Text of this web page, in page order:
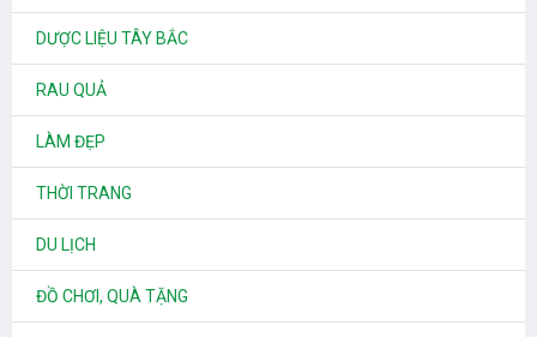
DƯỢC LIỆU TÂY BẮC
RAU QUẢ
LÀM ĐẸP
THỜI TRANG
DU LỊCH
ĐỒ CHƠI, QUÀ TẶNG